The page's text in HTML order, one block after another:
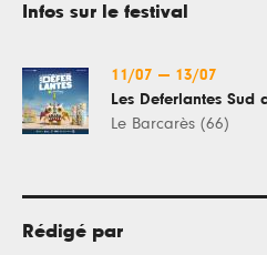
Infos sur le festival
11/07 — 13/07
Les Deferlantes Sud
Le Barcarès (66)
Rédigé par